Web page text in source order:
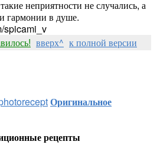
неприятности не случались, а
гармонии в душе.
spicami_v
вверх^ к полной версии
Оригинальное
рецепты